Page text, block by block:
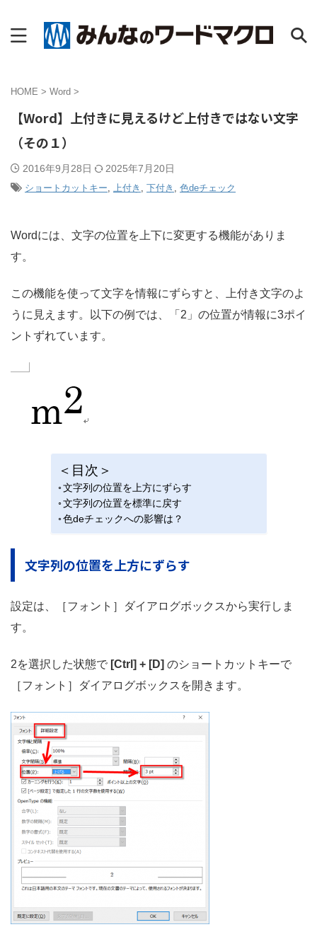
HOME > Word >
【Word】上付きに見えるけど上付きではない文字
（その１）
2016年9月28日 2025年7月20日
ショートカットキー, 上付き , 下付き , 色deチェック
Wordには、文字の位置を上下に変更する機能がありま
す。
この機能を使って文字を情報にずらすと、上付き文字のよ
うに見えます。以下の例では、「2」の位置が情報に3ポイ
ントずれています。
＜目次＞
文字列の位置を上方にずらす
文字列の位置を標準に戻す
色deチェックへの影響は？
文字列の位置を上方にずらす
設定は、［フォント］ダイアログボックスから実行しま
す。
2を選択した状態で [Ctrl] + [D] のショートカットキーで
［フォント］ダイアログボックスを開きます。